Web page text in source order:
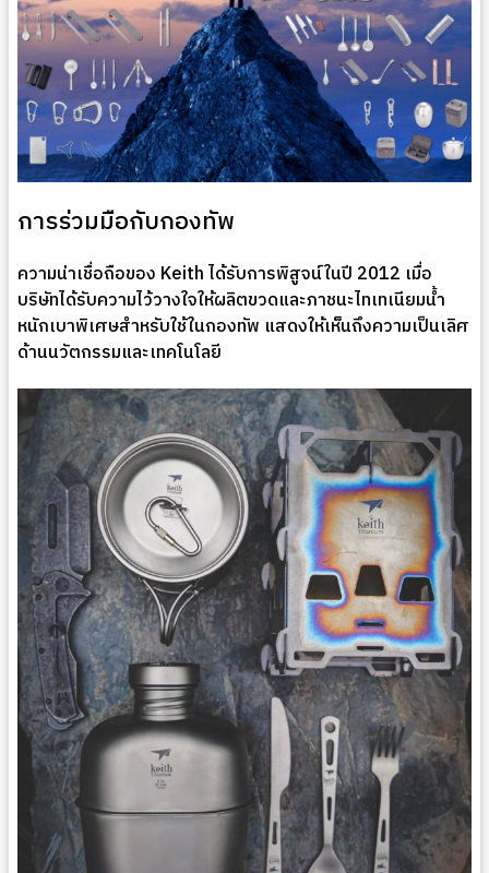
การร่วมมือกับกองทัพ
ความน่าเชื่อถือของ Keith ได้รับการพิสูจน์ในปี 2012 เมื่อ
บริษัทได้รับความไว้วางใจให้ผลิตขวดและภาชนะไทเทเนียมน้ำ
หนักเบาพิเศษสำหรับใช้ในกองทัพ แสดงให้เห็นถึงความเป็นเลิศ
ด้านนวัตกรรมและเทคโนโลยี